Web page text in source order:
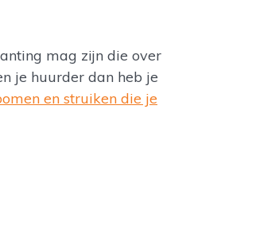
mag zijn die over
je huurder dan heb je
en struiken die je